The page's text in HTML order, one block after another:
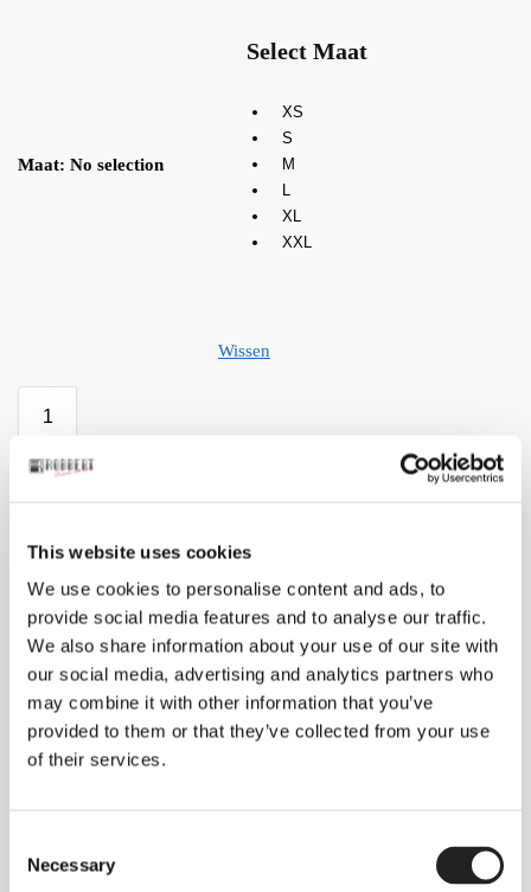
This website uses cookies
We use cookies to personalise content and ads, to
provide social media features and to analyse our traffic.
We also share information about your use of our site with
our social media, advertising and analytics partners who
may combine it with other information that you’ve
provided to them or that they’ve collected from your use
of their services.
Necessary
Maat: No selection
Select Maat
XS
S
M
L
XL
XXL
Wissen
Toevoegen aan winkelwagen
Binnen 1-2 werkdagen in huis (NL)
Aanvullende informatie
Aanvullende informatie
Kleuren: No selection
Taupe